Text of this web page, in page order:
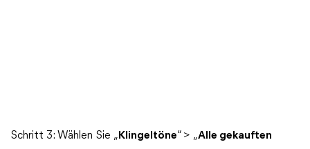
Schritt 3: Wählen Sie „ Klingeltöne“ > „Alle gekauften